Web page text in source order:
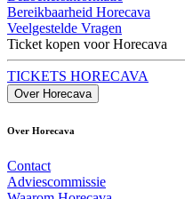
Bereikbaarheid Horecava
Veelgestelde Vragen
Ticket kopen voor Horecava
TICKETS HORECAVA
Over Horecava
Over Horecava
Contact
Adviescommissie